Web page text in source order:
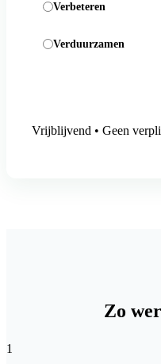
Verbeteren
Verduurzamen
Vrijblijvend • Geen
Zo
1